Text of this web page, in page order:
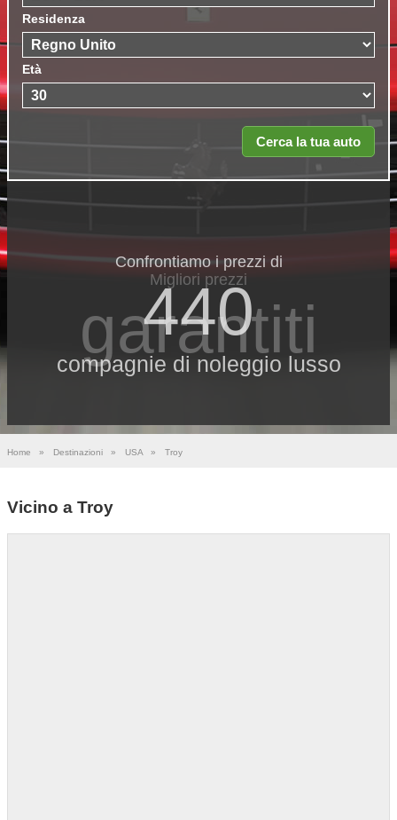
Residenza
Età
Confrontiamo i prezzi di
440
compagnie di noleggio lusso
Migliori prezzi
garantiti
Home » Destinazioni » USA » Troy
Vicino a Troy